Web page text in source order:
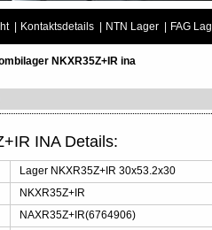
Kontaktsdetails NTN Lager FAG
NKXR35Z+IR ina
INA Details:
Lager NKXR35Z+IR 30x53.2x30
NKXR35Z+IR
NAXR35Z+IR(6764906)